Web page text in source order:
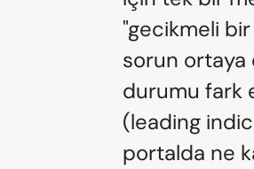
"gecikmeli
sorun ortaya
durumu fark
(leading
portalda ne